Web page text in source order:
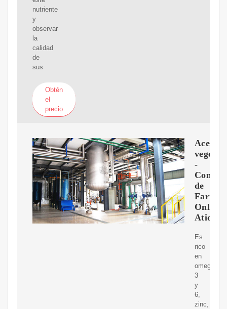
nutriente
y
observar
la
calidad
de
sus
Obtén
el
precio
Aceite
vegetal
-
de
Online
Atida
Es
rico
en
omegas
3
y
6,
zinc,